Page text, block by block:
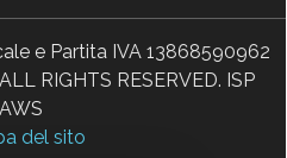
e Partita IVA 13868590962
RIGHTS RESERVED. ISP
AWS
del sito